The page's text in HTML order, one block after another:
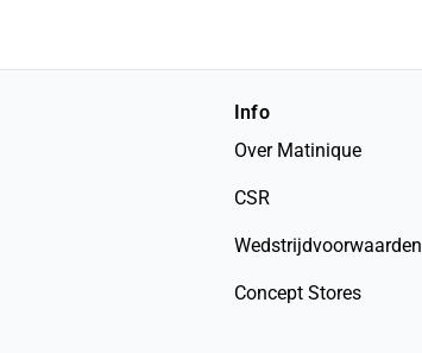
Info
Over Matinique
CSR
Wedstrijdvoorwaarden
Concept Stores